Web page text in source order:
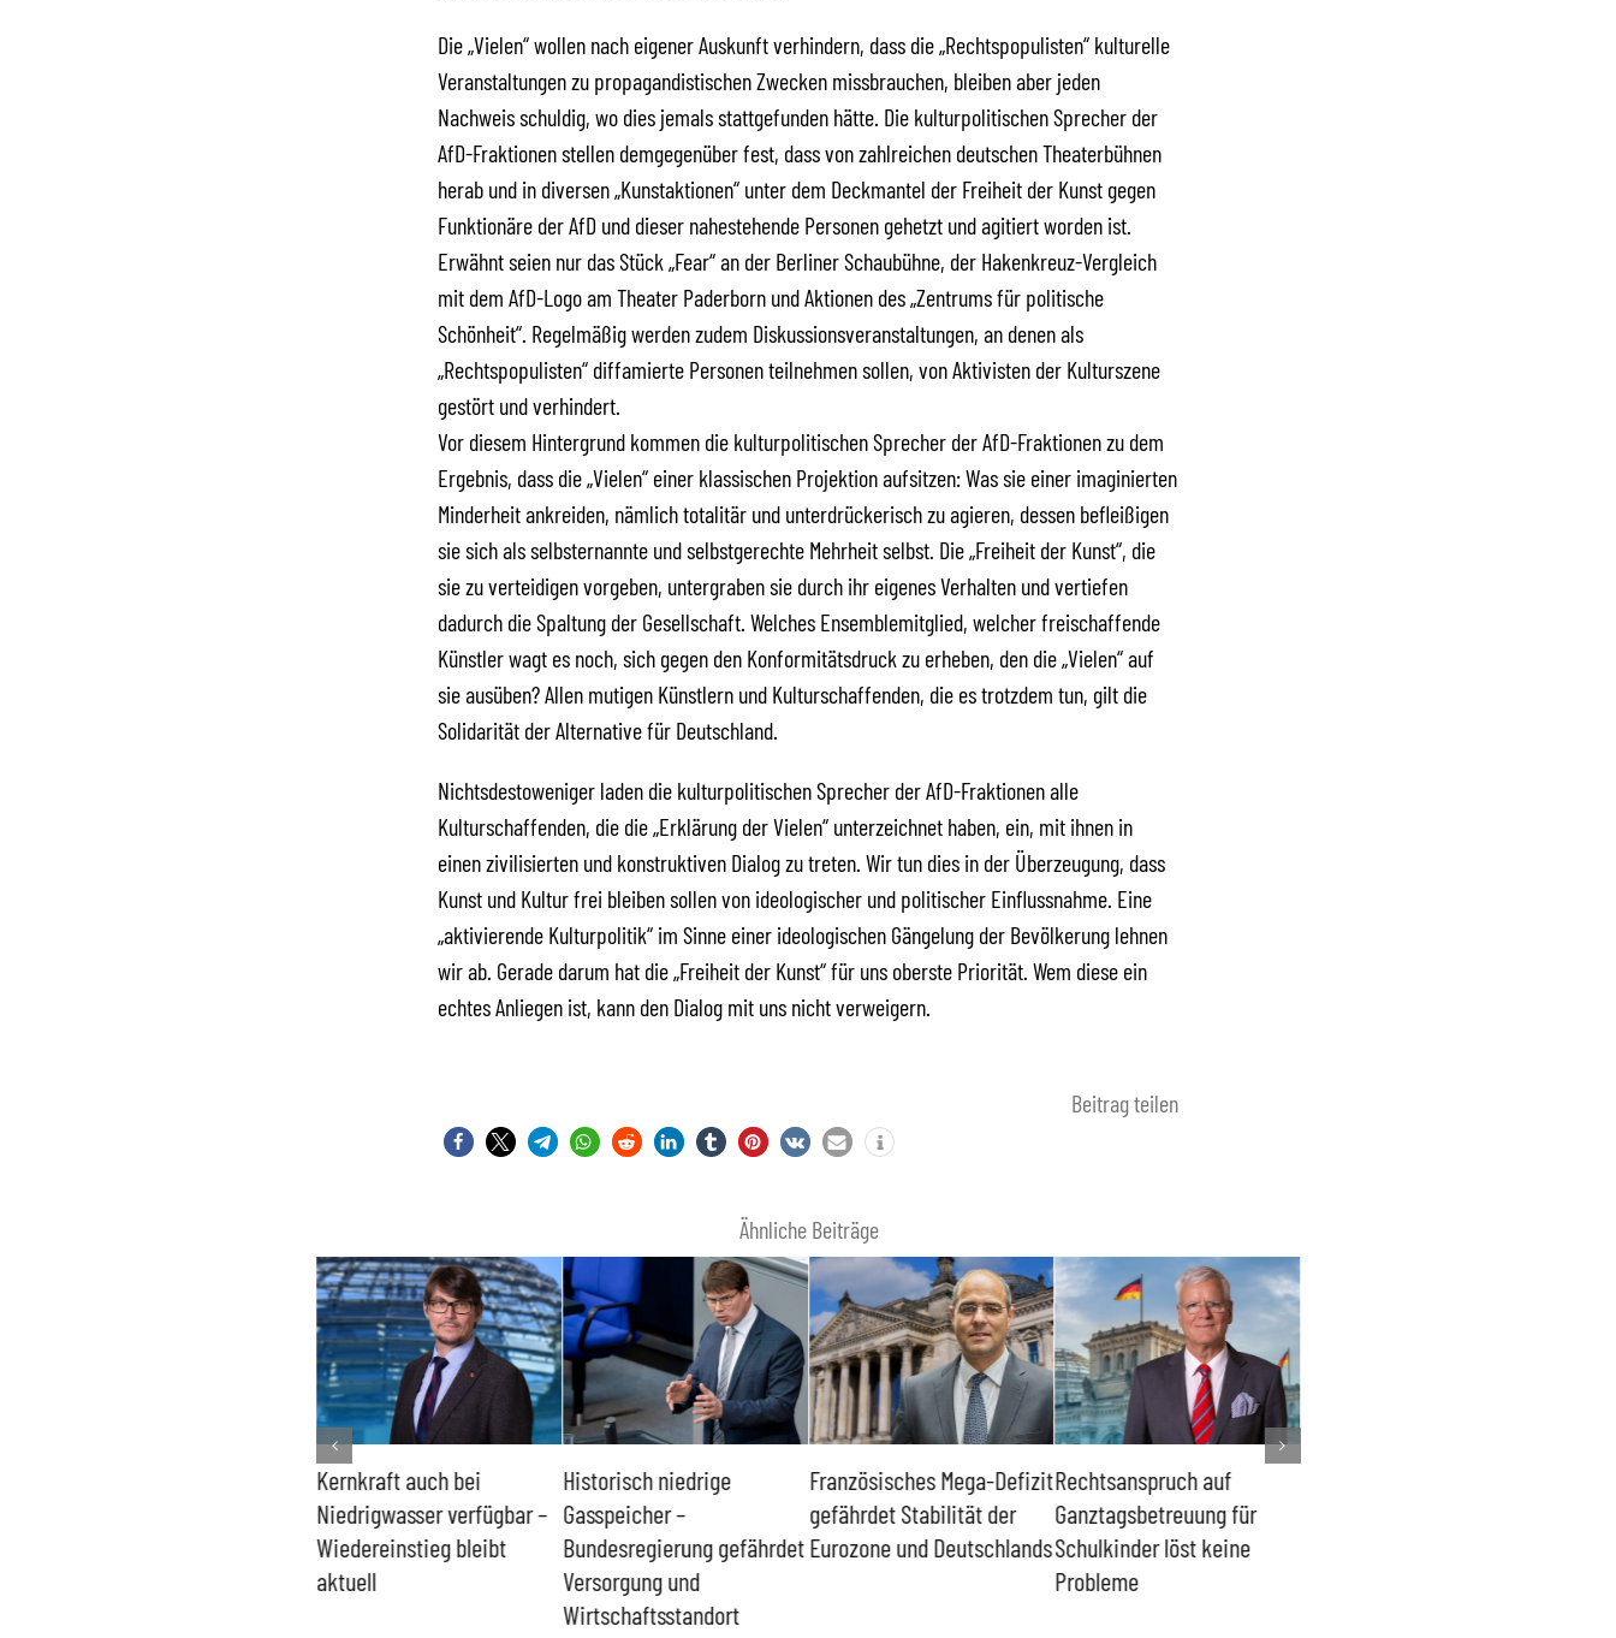
Die „Vielen“ wollen nach eigener Auskunft verhindern, dass die „Rechtspopulisten“ kulturelle
Veranstaltungen zu propagandistischen Zwecken missbrauchen, bleiben aber jeden
Nachweis schuldig, wo dies jemals stattgefunden hätte. Die kulturpolitischen Sprecher der
AfD-Fraktionen stellen demgegenüber fest, dass von zahlreichen deutschen Theaterbühnen
herab und in diversen „Kunstaktionen“ unter dem Deckmantel der Freiheit der Kunst gegen
Funktionäre der AfD und dieser nahestehende Personen gehetzt und agitiert worden ist.
Erwähnt seien nur das Stück „Fear“ an der Berliner Schaubühne, der Hakenkreuz-Vergleich
mit dem AfD-Logo am Theater Paderborn und Aktionen des „Zentrums für politische
Schönheit“. Regelmäßig werden zudem Diskussionsveranstaltungen, an denen als
„Rechtspopulisten“ diffamierte Personen teilnehmen sollen, von Aktivisten der Kulturszene
gestört und verhindert.
Vor diesem Hintergrund kommen die kulturpolitischen Sprecher der AfD-Fraktionen zu dem
Ergebnis, dass die „Vielen“ einer klassischen Projektion aufsitzen: Was sie einer imaginierten
Minderheit ankreiden, nämlich totalitär und unterdrückerisch zu agieren, dessen befleißigen
sie sich als selbsternannte und selbstgerechte Mehrheit selbst. Die „Freiheit der Kunst“, die
sie zu verteidigen vorgeben, untergraben sie durch ihr eigenes Verhalten und vertiefen
dadurch die Spaltung der Gesellschaft. Welches Ensemblemitglied, welcher freischaffende
Künstler wagt es noch, sich gegen den Konformitätsdruck zu erheben, den die „Vielen“ auf
sie ausüben? Allen mutigen Künstlern und Kulturschaffenden, die es trotzdem tun, gilt die
Solidarität der Alternative für Deutschland.
Nichtsdestoweniger laden die kulturpolitischen Sprecher der AfD-Fraktionen alle
Kulturschaffenden, die die „Erklärung der Vielen“ unterzeichnet haben, ein, mit ihnen in
einen zivilisierten und konstruktiven Dialog zu treten. Wir tun dies in der Überzeugung, dass
Kunst und Kultur frei bleiben sollen von ideologischer und politischer Einflussnahme. Eine
„aktivierende Kulturpolitik“ im Sinne einer ideologischen Gängelung der Bevölkerung lehnen
wir ab. Gerade darum hat die „Freiheit der Kunst“ für uns oberste Priorität. Wem diese ein
echtes Anliegen ist, kann den Dialog mit uns nicht verweigern.
Beitrag teilen
Ähnliche Beiträge
Kernkraft auch bei
Niedrigwasser verfügbar –
Wiedereinstieg bleibt
aktuell
Historisch niedrige
Gasspeicher –
Bundesregierung gefährdet
Versorgung und
Wirtschaftsstandort
Französisches Mega-Defizit
gefährdet Stabilität der
Eurozone und Deutschlands
Rechtsanspruch auf
Ganztagsbetreuung für
Schulkinder löst keine
Probleme